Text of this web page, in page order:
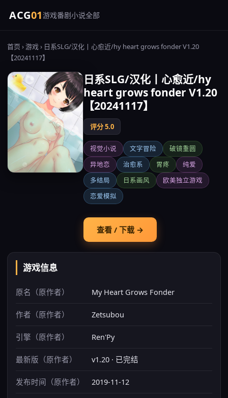
ACG01游戏番剧小说全部
首页 ›游戏› 日系SLG/汉化丨心愈近/hy heart grows fonder V1.20
【20241117】
日系SLG/汉化丨心愈近/hy
heart grows fonder V1.20
【20241117】
评分 5.0
视觉小说 文字冒险
破镜重圆
异地恋
治愈系 胃疼
纯爱
多结局
日系画风
欧美独立游戏
恋爱模拟
查看 / 下载 →
游戏信息
原名（原作者） My Heart Grows Fonder
作者（原作者） Zetsubou
引擎（原作者） Ren'Py
最新版（原作者） v1.20 · 已完结
发布时间（原作者） 2019-11-12